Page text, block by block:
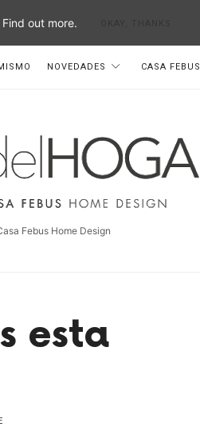
NOVEDADES CASA FEBUS
Febus Home Design
esta
Find out more.